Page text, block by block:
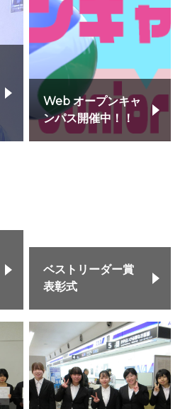
Web オープンキャ
ンパス開催中！！
ベストリーダー賞
表彰式